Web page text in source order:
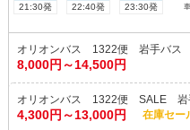
21:30発
22:40発
23:30発
オリオンバス 1322便 岩手バス
8,000円～14,500円
オリオンバス 1322便 SALE 岩手
4,300円～13,000円 在庫セー